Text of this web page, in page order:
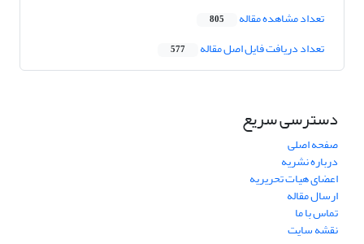
تعداد مشاهده مقاله 805
تعداد دریافت فایل اصل مقاله 577
دسترسی سریع
صفحه اصلی
درباره نشریه
اعضای هیات تحریریه
ارسال مقاله
تماس با ما
نقشه سایت